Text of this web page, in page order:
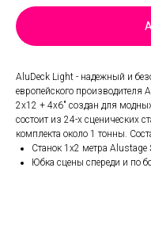
AluDeck Light - надежный и
европейского
2x12 + 4x6" создан для
состоит из 24-х сценических
комплекта около 1 тонны.
Станок 1x2 метра Alustage
Юбка сцены спереди и по